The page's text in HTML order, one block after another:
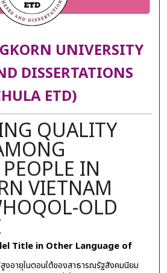
UNIVERSITY
DISSERTATIONS
ETD)
QUALITY
IN
VIETNAM
OLD
Title in Other Language of
อายุในตอนใต้ของสาธารณรัฐสังคมนิยม